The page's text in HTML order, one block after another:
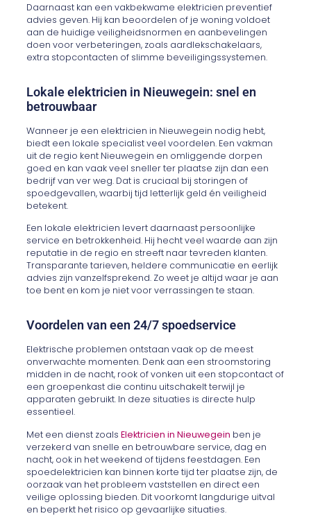
Daarnaast kan een vakbekwame elektricien preventief
advies geven. Hij kan beoordelen of je woning voldoet
aan de huidige veiligheidsnormen en aanbevelingen
doen voor verbeteringen, zoals aardlekschakelaars,
extra stopcontacten of slimme beveiligingssystemen.
Lokale elektricien in Nieuwegein: snel en
betrouwbaar
Wanneer je een elektricien in Nieuwegein nodig hebt,
biedt een lokale specialist veel voordelen. Een vakman
uit de regio kent Nieuwegein en omliggende dorpen
goed en kan vaak veel sneller ter plaatse zijn dan een
bedrijf van ver weg. Dat is cruciaal bij storingen of
spoedgevallen, waarbij tijd letterlijk geld én veiligheid
betekent.
Een lokale elektricien levert daarnaast persoonlijke
service en betrokkenheid. Hij hecht veel waarde aan zijn
reputatie in de regio en streeft naar tevreden klanten.
Transparante tarieven, heldere communicatie en eerlijk
advies zijn vanzelfsprekend. Zo weet je altijd waar je aan
toe bent en kom je niet voor verrassingen te staan.
Voordelen van een 24/7 spoedservice
Elektrische problemen ontstaan vaak op de meest
onverwachte momenten. Denk aan een stroomstoring
midden in de nacht, rook of vonken uit een stopcontact of
een groepenkast die continu uitschakelt terwijl je
apparaten gebruikt. In deze situaties is directe hulp
essentieel.
Met een dienst zoalsElektricien in Nieuwegein ben je
verzekerd van snelle en betrouwbare service, dag en
nacht, ook in het weekend of tijdens feestdagen. Een
spoedelektricien kan binnen korte tijd ter plaatse zijn, de
oorzaak van het probleem vaststellen en direct een
veilige oplossing bieden. Dit voorkomt langdurige uitval
en beperkt het risico op gevaarlijke situaties.